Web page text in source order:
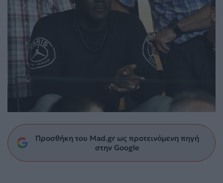
Προσθήκη του Mad.gr ως προτεινόμενη πηγή
στην Google